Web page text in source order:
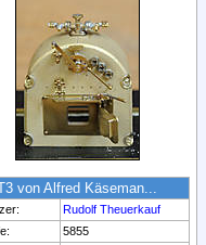
von Alfred Käseman...
Rudolf Theuerkauf
5855